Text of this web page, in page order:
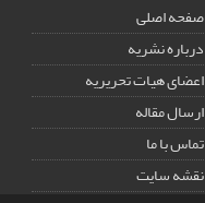
صفحه اصلی
درباره نشریه
اعضای هیات تحریریه
ارسال مقاله
تماس با ما
نقشه سایت